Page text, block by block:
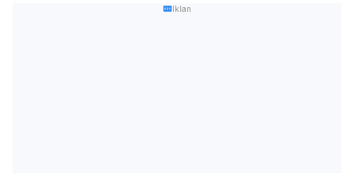
Iklan